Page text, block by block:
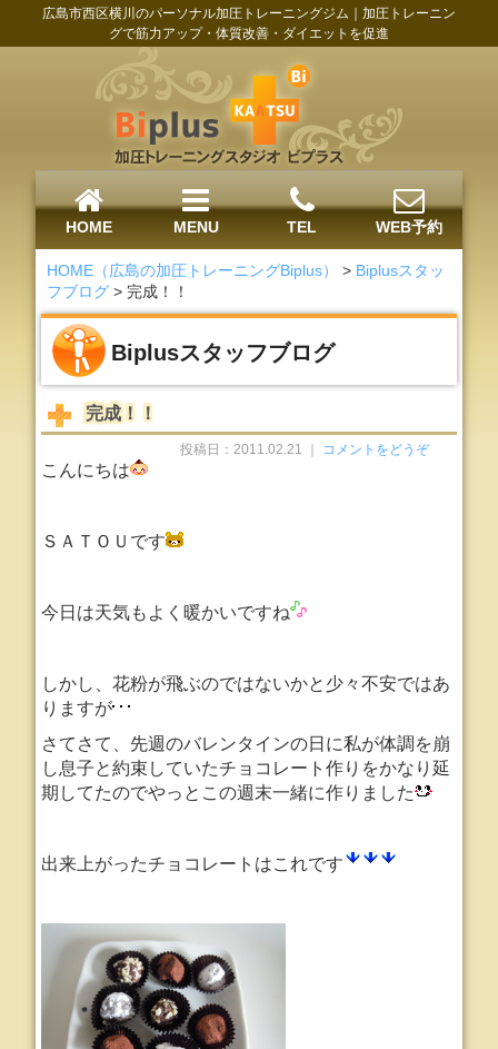
広島市西区横川のパーソナル加圧トレーニングジム｜加圧トレーニン
グで筋力アップ・体質改善・ダイエットを促進
HOME MENU TEL WEB予約
HOME（広島の加圧トレーニングBiplus） > Biplusスタッ
フブログ > 完成！！
Biplusスタッフブログ
完成！！
投稿日：2011.02.21 ｜ コメントをどうぞ
こんにちは
ＳＡＴＯＵです
今日は天気もよく暖かいですね
しかし、花粉が飛ぶのではないかと少々不安ではあ
りますが
さてさて、先週のバレンタインの日に私が体調を崩
し息子と約束していたチョコレート作りをかなり延
期してたのでやっとこの週末一緒に作りました
出来上がったチョコレートはこれです